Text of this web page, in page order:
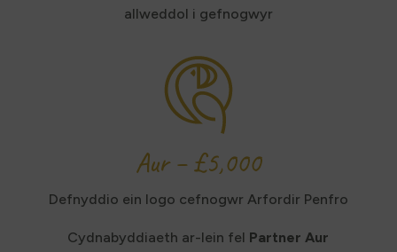
allweddol i gefnogwyr
Aur – £5,000
Defnyddio ein logo cefnogwr Arfordir Penfro
Cydnabyddiaeth ar-lein fel Partner Aur